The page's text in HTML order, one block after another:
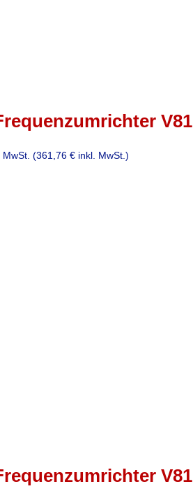
MwSt. (361,76 € inkl. MwSt.)